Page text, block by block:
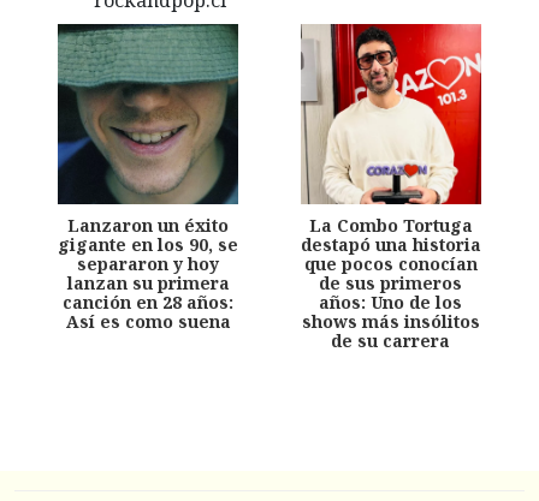
Lanzaron un éxito
gigante en los 90, se
separaron y hoy
lanzan su primera
canción en 28 años:
Así es como suena
La Combo Tortuga
destapó una historia
que pocos conocían
de sus primeros
años: Uno de los
shows más insólitos
de su carrera